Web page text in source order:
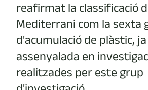
reafirmat la classificació
Mediterrani com la sexta
d'acumulació de plàstic, ja
assenyalada en
realitzades per este grup